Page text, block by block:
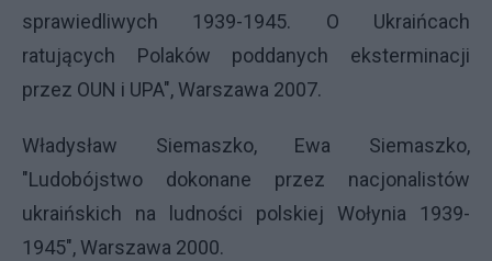
sprawiedliwych 1939-1945. O Ukraińcach
ratujących Polaków poddanych eksterminacji
przez OUN i UPA", Warszawa 2007.
Władysław Siemaszko, Ewa Siemaszko,
"Ludobójstwo dokonane przez nacjonalistów
ukraińskich na ludności polskiej Wołynia 1939-
1945", Warszawa 2000.